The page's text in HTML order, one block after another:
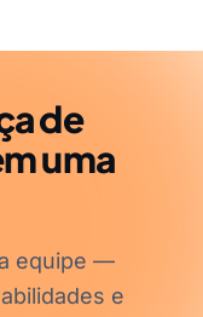
de
uma
equipe —
e